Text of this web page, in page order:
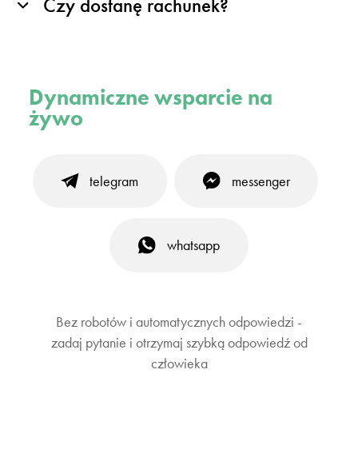
Czy dostanę rachunek?
Dynamiczne wsparcie na
żywo
telegram messenger
whatsapp
Bez robotów i automatycznych odpowiedzi -
zadaj pytanie i otrzymaj szybką odpowiedź od
człowieka